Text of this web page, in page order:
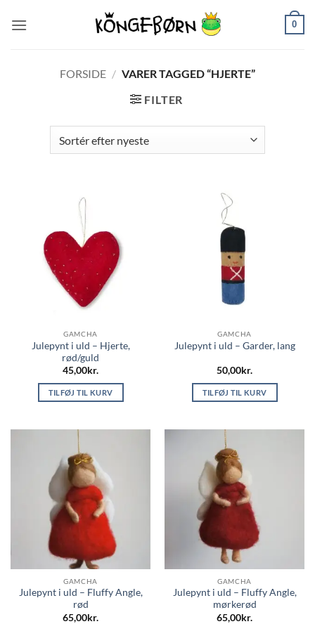
0
FORSIDE / VARER TAGGED “HJERTE”
FILTER
GAMCHA
Julepynt i uld – Hjerte,
rød/guld
45,00kr.
TILFØJ TIL KURV
GAMCHA
Julepynt i uld – Garder, lang
50,00kr.
TILFØJ TIL KURV
GAMCHA
Julepynt i uld – Fluffy Angle,
rød
65,00kr.
GAMCHA
Julepynt i uld – Fluffy Angle,
mørkerød
65,00kr.